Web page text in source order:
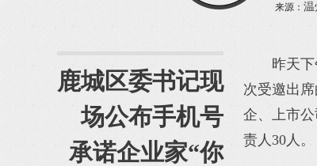
来源： 温
鹿城区委书记现
场公布手机号
承诺企业家“你
昨天
次受邀出
企、上市
责人30人。